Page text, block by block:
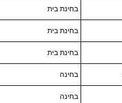
בחינת בית
בחינת בית
בחינת בית
בחינה
בחינה